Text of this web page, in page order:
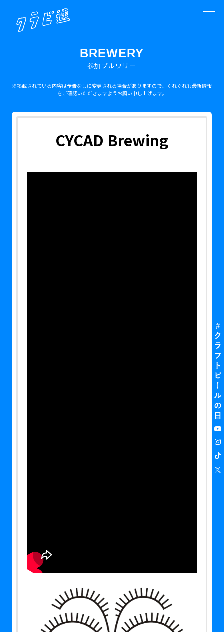
BREWERY
参加ブルワリー
※掲載されている内容は予告なしに変更される場合がありますので、くれぐれも最新情報
をご確認いただきますようお願い申し上げます。
CYCAD Brewing